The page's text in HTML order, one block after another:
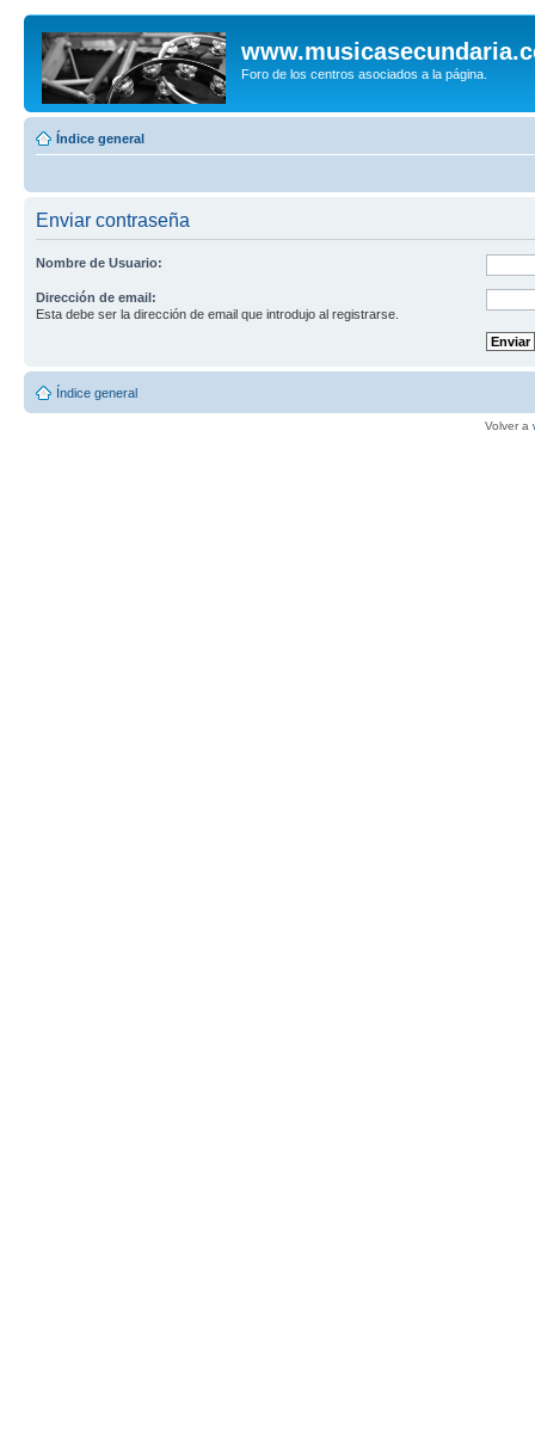
Foro de los centros asociados a la página.
Índice general
Enviar contraseña
Nombre de Usuario:
Dirección de email:
Esta debe ser la dirección de email que introdujo al registrarse.
Índice general
Volver a